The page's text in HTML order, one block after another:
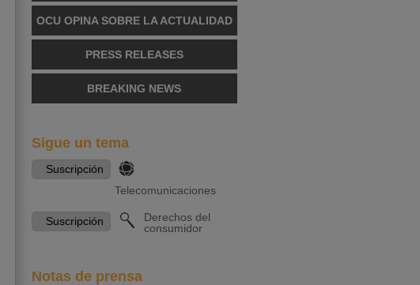
OCU OPINA SOBRE LA ACTUALIDAD
PRESS RELEASES
BREAKING NEWS
Sigue un tema
Telecomunicaciones
Derechos del
consumidor
Notas de prensa